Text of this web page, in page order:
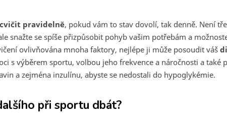
cvičit pravidelně, pokud vám to stav dovolí, tak denně. Není
snažte se spíše přizpůsobit pohyb vašim potřebám a
ovlivňována mnoha faktory, nejlépe ji může posoudit váš
s výběrem sportu, volbou jeho frekvence a náročnosti a také
a zejména inzulínu, abyste se nedostali do hypoglykémie.
při sportu dbát?